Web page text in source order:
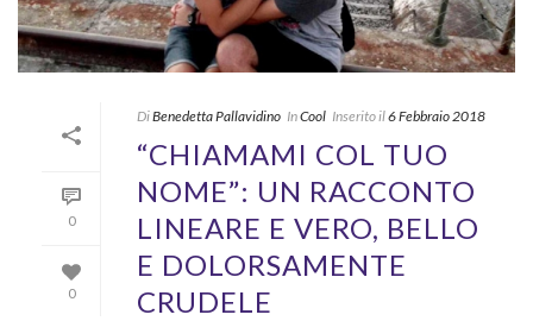
0
0
DiBenedetta Pallavidino InCool Inserito il6 Febbraio 2018
“CHIAMAMI COL TUO
NOME”: UN RACCONTO
LINEARE E VERO, BELLO
E DOLORSAMENTE
CRUDELE